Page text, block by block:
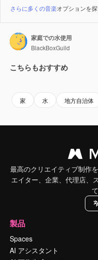
さらに多くの音楽オプションを
家庭での水使用
BlackBoxGuild
こちらもおすすめ
家 水 地方自治体
最高のクリエイティブ制作
エイター、企業、代理店、
製品
Spaces
AI アシスタント